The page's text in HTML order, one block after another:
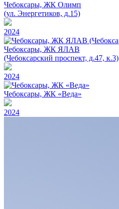
Чебоксары, ЖК Олимп
(ул. Энергетиков, д.15)
2024
Чебоксары, ЖК ЯЛАВ
(Чебоксарский проспект, д.47, к.3)
2024
Чебоксары, ЖК «Веда»
2024